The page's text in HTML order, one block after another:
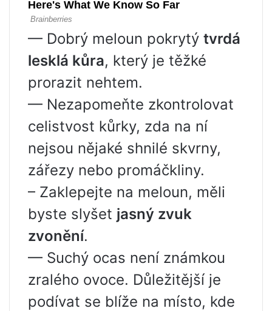
— Dobrý meloun pokrytý tvrdá
lesklá kůra, který je těžké
prorazit nehtem.
— Nezapomeňte zkontrolovat
celistvost kůrky, zda na ní
nejsou nějaké shnilé skvrny,
zářezy nebo promáčkliny.
– Zaklepejte na meloun, měli
byste slyšet jasný zvuk
zvonění.
— Suchý ocas není známkou
zralého ovoce. Důležitější je
podívat se blíže na místo, kde